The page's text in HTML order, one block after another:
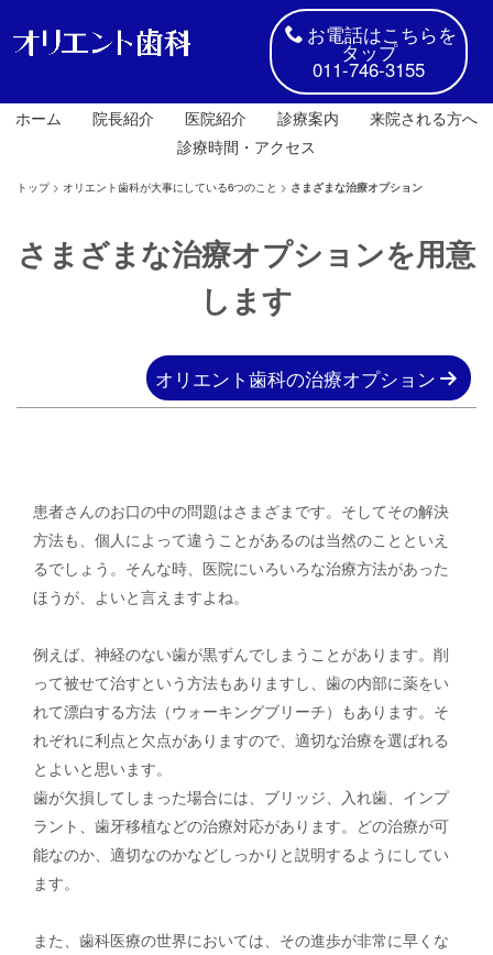
お電話はこちらを
タップ
011-746-3155
ホーム 院長紹介 医院紹介 診療案内
来院される方へ
診療時間・アクセス
トップ > オリエント歯科が大事にしている6つのこと > さまざまな治療オプション
さまざまな治療オプションを用意
します
オリエント歯科の治療オプション
患者さんのお口の中の問題はさまざまです。そしてその解決
方法も、個人によって違うことがあるのは当然のことといえ
るでしょう。そんな時、医院にいろいろな治療方法があった
ほうが、よいと言えますよね。
例えば、神経のない歯が黒ずんでしまうことがあります。削
って被せて治すという方法もありますし、歯の内部に薬をい
れて漂白する方法（ウォーキングブリーチ）もあります。そ
れぞれに利点と欠点がありますので、適切な治療を選ばれる
とよいと思います。
歯が欠損してしまった場合には、ブリッジ、入れ歯、インプ
ラント、歯牙移植などの治療対応があります。どの治療が可
能なのか、適切なのかなどしっかりと説明するようにしてい
ます。
また、歯科医療の世界においては、その進歩が非常に早くな